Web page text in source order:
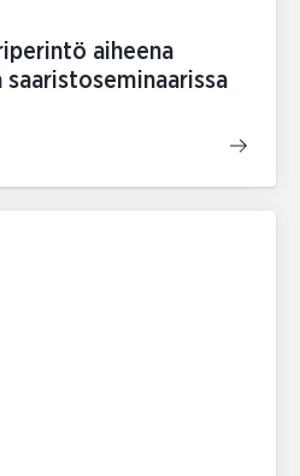
aiheena
saaristoseminaarissa